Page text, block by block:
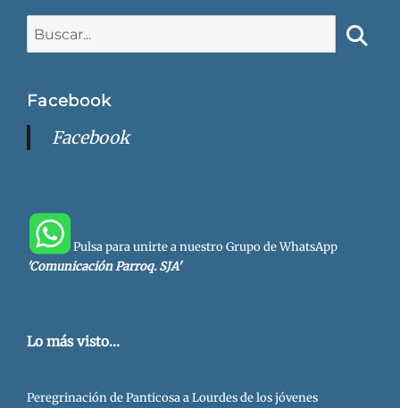
Facebook
Facebook
Pulsa para unirte a nuestro Grupo de WhatsApp
'Comunicación Parroq. SJA'
Lo más visto...
Peregrinación de Panticosa a Lourdes de los jóvenes